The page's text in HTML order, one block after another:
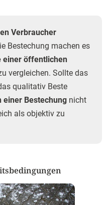
Verbraucher
Bestechung machen es
einer öffentlichen
vergleichen. Sollte das
qualitativ Beste
einer Bestechung nicht
als objektiv zu